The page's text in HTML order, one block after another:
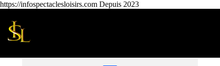
https://infospectaclesloisirs.com Depuis 2023